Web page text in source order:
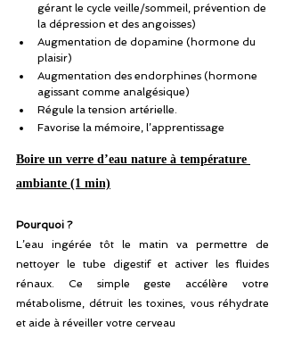
gérant le cycle veille/sommeil, prévention de
la dépression et des angoisses)
Augmentation de dopamine (hormone du
plaisir)
Augmentation des endorphines (hormone
agissant comme analgésique)
Régule la tension artérielle.
Favorise la mémoire, l’apprentissage
Boire un verre d’eau nature à température
ambiante (1 min)
Pourquoi ?
L’eau ingérée tôt le matin va permettre de
nettoyer le tube digestif et activer les fluides
rénaux. Ce simple geste accélère votre
métabolisme, détruit les toxines, vous réhydrate
et aide à réveiller votre cerveau